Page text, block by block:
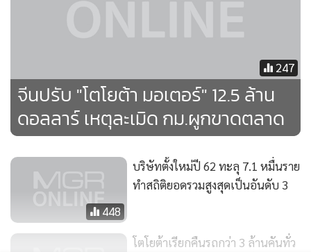
247
จีนปรับ "โตโยต้า มอเตอร์" 12.5 ล้าน
ดอลลาร์ เหตุละเมิด กม.ผูกขาดตลาด
448
บริษัทตั้งใหม่ปี 62 ทะลุ 7.1 หมื่นราย
ทำสถิติยอดรวมสูงสุดเป็นอันดับ 3
โตโยต้าเรียกคืนรถกว่า 3 ล้านคันทั่ว